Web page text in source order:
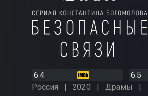
6.4 6.5
Россия
2020 Драмы